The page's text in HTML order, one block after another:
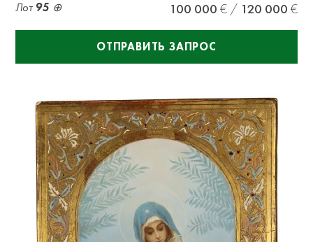
Лот 95 100 000 120 000
ОТПРАВИТЬ ЗАПРОС